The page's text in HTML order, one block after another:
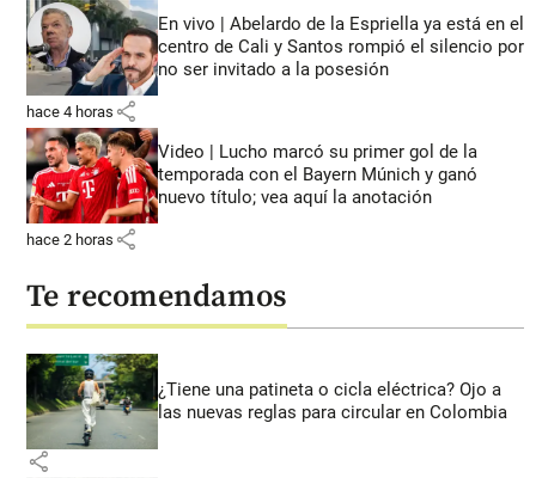
En vivo | Abelardo de la Espriella ya está en el
centro de Cali y Santos rompió el silencio por
no ser invitado a la posesión
hace 4 horas share
Video | Lucho marcó su primer gol de la
temporada con el Bayern Múnich y ganó
nuevo título; vea aquí la anotación
hace 2 horas share
Te recomendamos
¿Tiene una patineta o cicla eléctrica? Ojo a
las nuevas reglas para circular en Colombia
share